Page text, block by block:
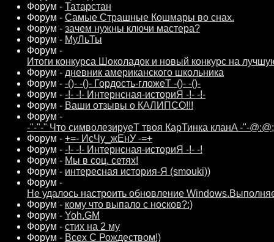
Форум - Татарстан
Форум - Самые Страшные Кошмары во снах.
Форум - зачем нужны ключи мастера?
Форум - МуЛьТы
Форум -
Итоги конкурса Шоколадок и новый конкурс на
Форум - дневник американского школьника
Форум - -()- -()- Гордость-гложеТ -()- -()-
Форум - -!- -!- Интернсная-историЯ -!- -!-
Форум - Ваши отзывы о КАЛИПСО!!!
Форум -
-"-"-" Что символезируеТ твоя КарТинка кланA -"-
Форум - +=- ИсЧу_жЕнУ -=+
Форум - -!- -!- Интернсная-историЯ -!- -!
Форум - Мы в соц. сетях!
Форум - интересная история-Я (smouki))
Форум -
Не удалось настроить обновление
Форум - кому что выпало с носков?:)
Форум - Yoh.GM
Форум - стих на 2 му
Форум - Всех С Рождеством!)